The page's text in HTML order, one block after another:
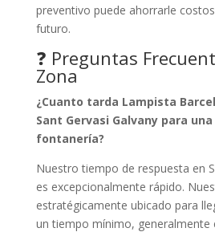
preventivo puede ahorrarle
futuro.
❓ Preguntas
Zona
¿Cuanto tarda Lampista
Sant Gervasi Galvany para
fontanería?
Nuestro tiempo de respuesta en
es excepcionalmente rápido.
estratégicamente ubicado para
un tiempo mínimo, generalmente